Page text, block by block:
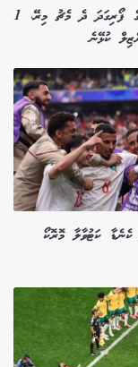
ގަދަ 16 ގެ ފޯރިގަދަ ދެ މެޗު މިރޭ، 1
ކުޅޭނެ
ކެނެޑާ ކަޓުވާލާ މޮރޮކޯ